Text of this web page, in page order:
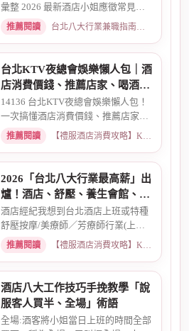
彙整 2026 最新酒店小姐應徵常見問
題 Q&A。深入解析全職與兼職...
推薦閱讀 台北八大行業兼職指南：熱門職缺與求職須知 · 2026-03-09
台北KTV夜總會娛樂懶人包｜酒
店消費價錢、推薦店家、喝酒介
紹一次看懂
14136 台北KTV夜總會娛樂懶人包！
一次搞懂酒店消費價錢、推薦店家、
喝酒介紹。從基本消費、包廂...
推薦閱讀 【禮服酒店消費攻略】KTV喝酒娛樂、價格試算 · 2026-03-16
2026「台北八大行業最高薪」出
爐！酒店、舒壓、養生會館、經
紀人推薦
酒店經紀我想到台北酒店上班或特種
舒壓按摩/美療師／芳療師行業(上班
天數可自選) 特種行業工作也...
推薦閱讀 【禮服酒店消費攻略】KTV喝酒娛樂、價格試算 · 2026-01-15
酒店八大工作技巧手挽教學「說
服客人買半、全場」術語
全場:酒客將小姐當日上班的時間全部